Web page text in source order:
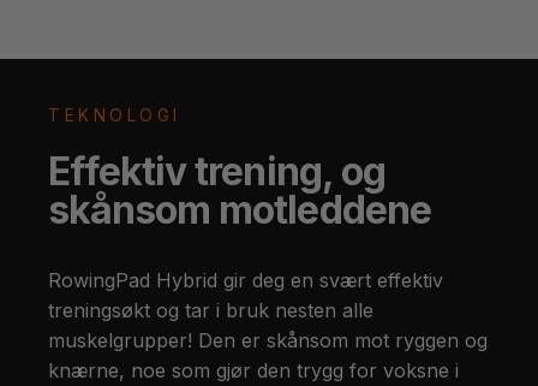
TEKNOLOGI
Effektiv trening, og
skånsom motleddene
RowingPad Hybrid gir deg en svært effektiv
treningsøkt og tar i bruk nesten alle
muskelgrupper! Den er skånsom mot ryggen og
knærne, noe som gjør den trygg for voksne i